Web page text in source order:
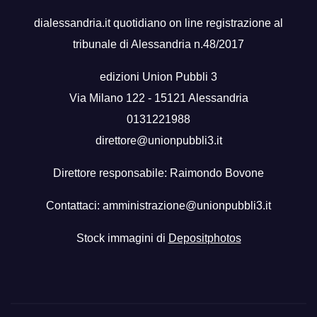
dialessandria.it quotidiano on line registrazione al
tribunale di Alessandria n.48/2017
edizioni Union Pubbli 3
Via Milano 122 - 15121 Alessandria
0131221988
direttore@unionpubbli3.it
Direttore responsabile: Raimondo Bovone
Contattaci: amministrazione@unionpubbli3.it
Stock immagini di Depositphotos